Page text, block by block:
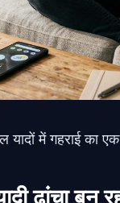
में गहराई का
ढांचा बन